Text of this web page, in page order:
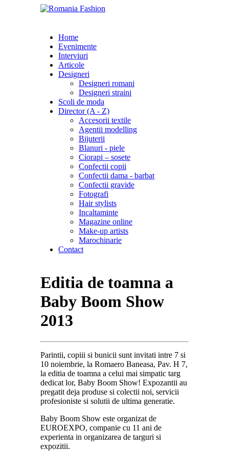
Home
Evenimente
Interviuri
Articole
Designeri
Designeri romani
Designeri straini
Scoli de moda
Director (A - Z)
Accesorii textile
Agentii modelling
Bijuterii
Blanuri - piele
Ciorapi – sosete
Confectii copii
Confectii dama - barbat
Confectii gravide
Fotografi
Hair stylists
Incaltaminte
Magazine online
Make-up artists
Marochinarie
Contact
Editia de toamna a
Baby Boom Show
2013
Parintii, copiii si bunicii sunt invitati intre 7 si
10 noiembrie, la Romaero Baneasa, Pav. H 7,
la editia de toamna a celui mai simpatic targ
dedicat lor, Baby Boom Show! Expozantii au
pregatit deja produse si colectii noi, servicii
profesioniste si solutii de ultima generatie.
Baby Boom Show este organizat de
EUROEXPO, companie cu 11 ani de
experienta in organizarea de targuri si
expozitii.